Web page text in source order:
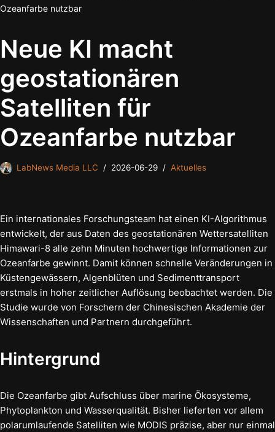
Ozeanfarbe nutzbar
Neue KI macht
geostationären
Satelliten für
Ozeanfarbe nutzbar
LabNews Media LLC 2026-06-29 Aktuelles
Ein internationales Forschungsteam hat einen KI-Algorithmus
entwickelt, der aus Daten des geostationären Wettersatelliten
Himawari-8 alle zehn Minuten hochwertige Informationen zur
Ozeanfarbe gewinnt. Damit können schnelle Veränderungen in
Küstengewässern, Algenblüten und Sedimenttransport
erstmals in hoher zeitlicher Auflösung beobachtet werden. Die
Studie wurde von Forschern der Chinesischen Akademie der
Wissenschaften und Partnern durchgeführt.
Hintergrund
Die Ozeanfarbe gibt Aufschluss über marine Ökosysteme,
Phytoplankton und Wasserqualität. Bisher lieferten vor allem
polarumlaufende Satelliten wie MODIS präzise, aber nur einmal